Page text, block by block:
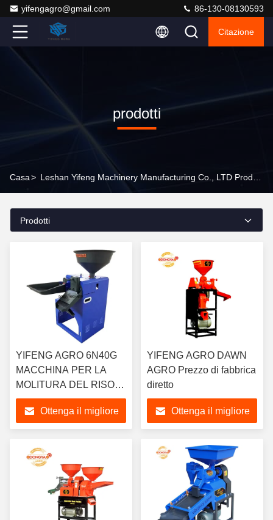
yifengagro@gmail.com 86-130-08130593
Citazione
prodotti
Casa>
Prodotti
YIFENG AGRO 6N40G
MACCHINA PER LA
MOLITURA DEL RISO
FINE BRAN MINI
Ottenga il migliore
YIFENG AGRO DAWN
AGRO Prezzo di fabbrica
diretto
Ottenga il migliore